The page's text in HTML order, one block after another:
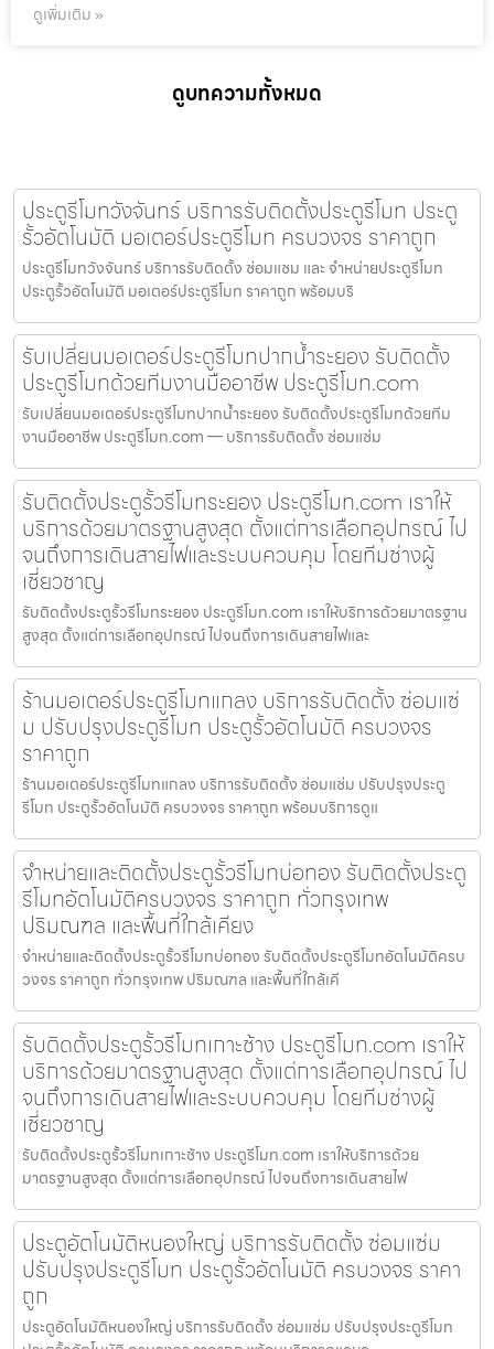
ดูเพิ่มเติม »
ดูบทความทั้งหมด
ประตูรีโมทวังจันทร์ บริการรับติดตั้งประตูรีโมท ประตู
รั้วอัตโนมัติ มอเตอร์ประตูรีโมท ครบวงจร ราคาถูก
ประตูรีโมทวังจันทร์ บริการรับติดตั้ง ซ่อมแซม และ จำหน่ายประตูรีโมท
ประตูรั้วอัตโนมัติ มอเตอร์ประตูรีโมท ราคาถูก พร้อมบริ
รับเปลี่ยนมอเตอร์ประตูรีโมทปากน้ำระยอง รับติดตั้ง
ประตูรีโมทด้วยทีมงานมืออาชีพ ประตูรีโมท.com
รับเปลี่ยนมอเตอร์ประตูรีโมทปากน้ำระยอง รับติดตั้งประตูรีโมทด้วยทีม
งานมืออาชีพ ประตูรีโมท.com — บริการรับติดตั้ง ซ่อมแซ่ม
รับติดตั้งประตูรั้วรีโมทระยอง ประตูรีโมท.com เราให้
บริการด้วยมาตรฐานสูงสุด ตั้งแต่การเลือกอุปกรณ์ ไป
จนถึงการเดินสายไฟและระบบควบคุม โดยทีมช่างผู้
เชี่ยวชาญ
รับติดตั้งประตูรั้วรีโมทระยอง ประตูรีโมท.com เราให้บริการด้วยมาตรฐาน
สูงสุด ตั้งแต่การเลือกอุปกรณ์ ไปจนถึงการเดินสายไฟและ
ร้านมอเตอร์ประตูรีโมทแกลง บริการรับติดตั้ง ซ่อมแซ่
ม ปรับปรุงประตูรีโมท ประตูรั้วอัตโนมัติ ครบวงจร
ราคาถูก
ร้านมอเตอร์ประตูรีโมทแกลง บริการรับติดตั้ง ซ่อมแซ่ม ปรับปรุงประตู
รีโมท ประตูรั้วอัตโนมัติ ครบวงจร ราคาถูก พร้อมบริการดูแ
จำหน่ายและติดตั้งประตูรั้วรีโมทบ่อทอง รับติดตั้งประตู
รีโมทอัตโนมัติครบวงจร ราคาถูก ทั่วกรุงเทพ
ปริมณฑล และพื้นที่ใกล้เคียง
จำหน่ายและติดตั้งประตูรั้วรีโมทบ่อทอง รับติดตั้งประตูรีโมทอัตโนมัติครบ
วงจร ราคาถูก ทั่วกรุงเทพ ปริมณฑล และพื้นที่ใกล้เคี
รับติดตั้งประตูรั้วรีโมทเกาะช้าง ประตูรีโมท.com เราให้
บริการด้วยมาตรฐานสูงสุด ตั้งแต่การเลือกอุปกรณ์ ไป
จนถึงการเดินสายไฟและระบบควบคุม โดยทีมช่างผู้
เชี่ยวชาญ
รับติดตั้งประตูรั้วรีโมทเกาะช้าง ประตูรีโมท.com เราให้บริการด้วย
มาตรฐานสูงสุด ตั้งแต่การเลือกอุปกรณ์ ไปจนถึงการเดินสายไฟ
ประตูอัตโนมัติหนองใหญ่ บริการรับติดตั้ง ซ่อมแซ่ม
ปรับปรุงประตูรีโมท ประตูรั้วอัตโนมัติ ครบวงจร ราคา
ถูก
ประตูอัตโนมัติหนองใหญ่ บริการรับติดตั้ง ซ่อมแซ่ม ปรับปรุงประตูรีโมท